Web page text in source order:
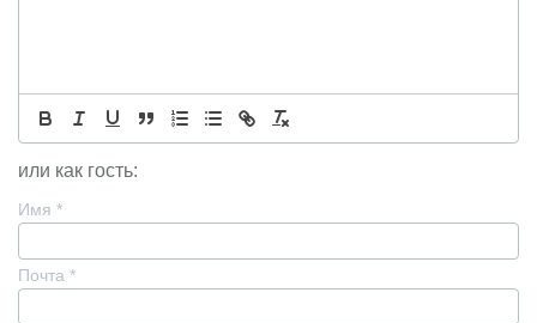
или как гость:
Имя *
Почта *